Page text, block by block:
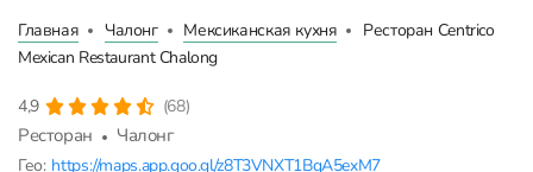
Главная Чалонг Мексиканская кухня
Ресторан Centrico
Mexican Restaurant Chalong
4,9 (68)
Ресторан Чалонг
Гео: https://maps.app.goo.gl/z8T3VNXT1BqA5exM7